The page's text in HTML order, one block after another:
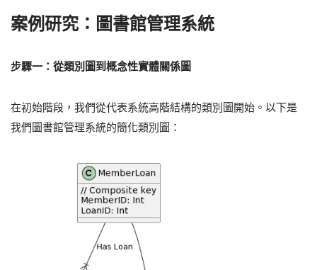
案例研究：圖書館管理系統
步驟一：從類別圖到概念性實體關係圖
在初始階段，我們從代表系統高階結構的類別圖開始。以下是
我們圖書館管理系統的簡化類別圖：